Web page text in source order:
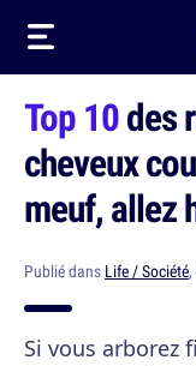
Top 10des
cheveux
meuf, allez
Publié dans Life / Société
Si vous arborez